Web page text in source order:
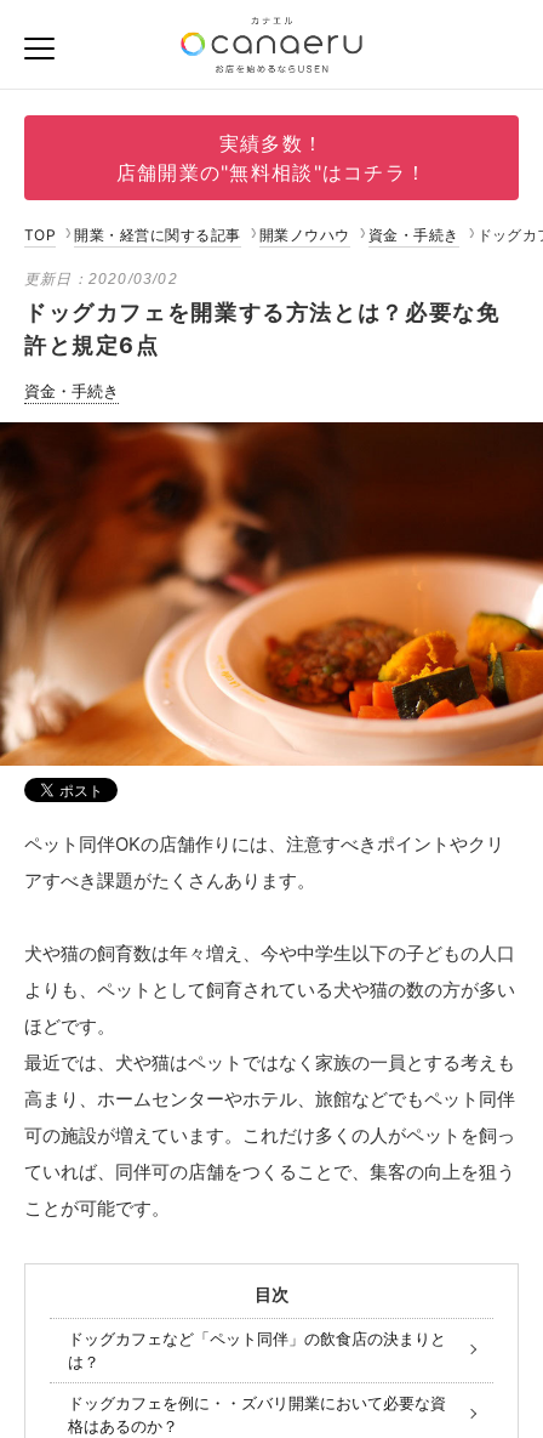
実績多数！
店舗開業の"無料相談"はコチラ！
TOP 開業・経営に関する記事 開業ノウハウ 資金・手続き ドッグ
更新日： 2020/03/02
ドッグカフェを開業する方法とは？必要な免
許と規定6点
資金・手続き
ペット同伴OKの店舗作りには、注意すべきポイントやクリ
アすべき課題がたくさんあります。
犬や猫の飼育数は年々増え、今や中学生以下の子どもの人口
よりも、ペットとして飼育されている犬や猫の数の方が多い
ほどです。
最近では、犬や猫はペットではなく家族の一員とする考えも
高まり、ホームセンターやホテル、旅館などでもペット同伴
可の施設が増えています。これだけ多くの人がペットを飼っ
ていれば、同伴可の店舗をつくることで、集客の向上を狙う
ことが可能です。
目次
ドッグカフェなど「ペット同伴」の飲食店の決まりと
は？
ドッグカフェを例に・・ズバリ開業において必要な資
格はあるのか？